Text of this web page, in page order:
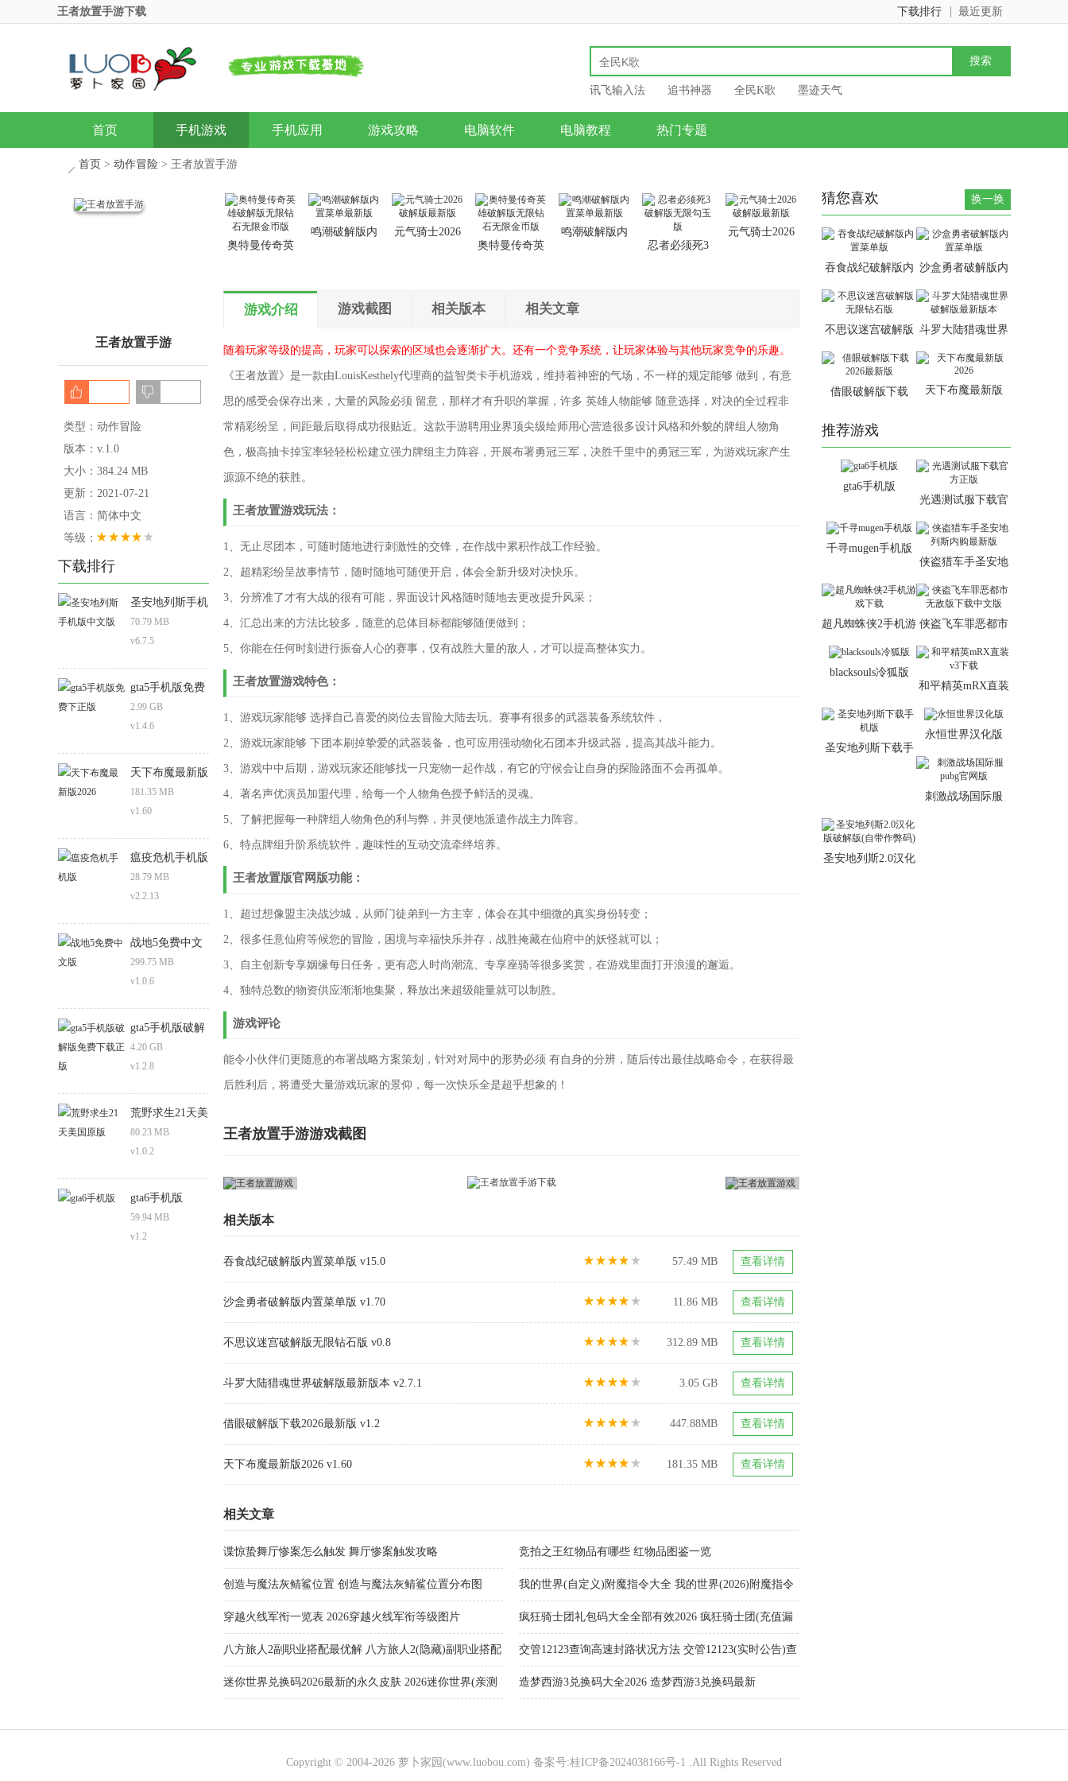
王者放置手游下载 最近更新
下载排行
讯飞输入法 追书神器 全民K歌 墨迹天气
首页 手机游戏 手机应用 游戏攻略 电脑软件 电脑教程 热门专题
首页 > 动作冒险 > 王者放置手游
王者放置手游
类型：动作冒险
版本：v.1.0
大小：384.24 MB
更新：2021-07-21
语言：简体中文
等级：
下载排行
圣安地列斯手机
版中文版
70.79 MB
v6.7.5
gta5手机版免费
下正版
2.99 GB
v1.4.6
天下布魔最新版
2026
181.35 MB
v1.60
瘟疫危机手机版
28.79 MB
v2.2.13
战地5免费中文
版
299.75 MB
v1.0.6
gta5手机版破解
版免费下载正版
4.20 GB
v1.2.8
荒野求生21天美
国原版
80.23 MB
v1.0.2
gta6手机版
59.94 MB
v1.2
奥特曼传奇英
版
鸣潮破解版内
元气骑士2026
奥特曼传奇英
鸣潮破解版内
忍者必须死3
元气骑士2026
游戏介绍 游戏截图 相关版本 相关文章
随着玩家等级的提高，玩家可以探索的区域也会逐渐扩大。还有一个竞争系统，让玩家体验与其他玩家竞争的乐趣。
《王者放置》是一款由LouisKesthely代理商的益智类卡手机游戏，维持着神密的气场，不一样的规定能够 做到，有意
思的感受会保存出来，大量的风险必须 留意，那样才有升职的掌握，许多 英雄人物能够 随意选择，对决的全过程非
常精彩纷呈，间距最后取得成功很贴近。这款手游聘用业界顶尖级绘师用心营造很多设计风格和外貌的牌组人物角
色，极高抽卡掉宝率轻轻松松建立强力牌组主力阵容，开展布署勇冠三军，决胜千里中的勇冠三军，为游戏玩家产生
源源不绝的获胜。
王者放置游戏玩法：
1、无止尽团本，可随时随地进行刺激性的交锋，在作战中累积作战工作经验。
2、超精彩纷呈故事情节，随时随地可随便开启，体会全新升级对决快乐。
3、分辨准了才有大战的很有可能，界面设计风格随时随地去更改提升风采；
4、汇总出来的方法比较多，随意的总体目标都能够随便做到；
5、你能在任何时刻进行振奋人心的赛事，仅有战胜大量的敌人，才可以提高整体实力。
王者放置游戏特色：
1、游戏玩家能够 选择自己喜爱的岗位去冒险大陆去玩。赛事有很多的武器装备系统软件，
2、游戏玩家能够 下团本刷掉挚爱的武器装备，也可应用强动物化石团本升级武器，提高其战斗能力。
3、游戏中中后期，游戏玩家还能够找一只宠物一起作战，有它的守候会让自身的探险路面不会再孤单。
4、著名声优演员加盟代理，给每一个人物角色授予鲜活的灵魂。
5、了解把握每一种牌组人物角色的利与弊，并灵便地派遣作战主力阵容。
6、特点牌组升阶系统软件，趣味性的互动交流牵绊培养。
王者放置版官网版功能：
1、超过想像盟主决战沙城，从师门徒弟到一方主宰，体会在其中细微的真实身份转变；
2、很多任意仙府等候您的冒险，困境与幸福快乐并存，战胜掩藏在仙府中的妖怪就可以；
3、自主创新专享姻缘每日任务，更有恋人时尚潮流、专享座骑等很多奖赏，在游戏里面打开浪漫的邂逅。
4、独特总数的物资供应渐渐地集聚，释放出来超级能量就可以制胜。
游戏评论
能令小伙伴们更随意的布署战略方案策划，针对对局中的形势必须 有自身的分辨，随后传出最佳战略命令，在获得最
后胜利后，将遭受大量游戏玩家的景仰，每一次快乐全是超乎想象的！
王者放置手游游戏截图
相关版本
吞食战纪破解版内置菜单版 v15.0 57.49 MB 查看详情
沙盒勇者破解版内置菜单版 v1.70 11.86 MB 查看详情
不思议迷宫破解版无限钻石版 v0.8 312.89 MB 查看详情
斗罗大陆猎魂世界破解版最新版本 v2.7.1 3.05 GB 查看详情
借眼破解版下载2026最新版 v1.2 447.88MB 查看详情
天下布魔最新版2026 v1.60 181.35 MB 查看详情
相关文章
谍惊蛰舞厅惨案怎么触发 舞厅惨案触发攻略 竞拍之王红物品有哪些 红物品图鉴一览
创造与魔法灰鲭鲨位置 创造与魔法灰鲭鲨位置分布图 我的世界(自定义)附魔指令大全 我的世界(2026)附魔指令
代码大全
穿越火线军衔一览表 2026穿越火线军衔等级图片 疯狂骑士团礼包码大全全部有效2026 疯狂骑士团(充值漏
洞)礼包码大全全部有效官方分享
八方旅人2副职业搭配最优解 八方旅人2(隐藏)副职业搭配
选择推荐
交管12123查询高速封路状况方法 交管12123(实时公告)查
询高速封路最新消息
迷你世界兑换码2026最新的永久皮肤 2026迷你世界(亲测 造梦西游3兑换码大全2026 造梦西游3兑换码最新
猜您喜欢 换一换
吞食战纪破解版内 沙盒勇者破解版内
不思议迷宫破解版 斗罗大陆猎魂世界
破解版最新版本
借眼破解版下载
天下布魔最新版
推荐游戏
gta6手机版
光遇测试服下载官
千寻mugen手机版
侠盗猎车手圣安地
列斯内购最新版
超凡蜘蛛侠2手机游 侠盗飞车罪恶都市
无敌版下载中文版
blacksouls冷狐版
和平精英mRX直装
圣安地列斯下载手
永恒世界汉化版
刺激战场国际服
圣安地列斯2.0汉化
Copyright © 2004-2026 萝卜家园(www.luobou.com) 备案号:桂ICP备2024038166号-1 .All Rights Reserved